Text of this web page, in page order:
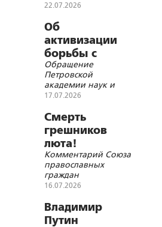
22.07.2026
Об
активизации
борьбы с
фашизмом в
современных
условиях
Обращение
Петровской
академии наук и
искусств к
В.В.Путину
17.07.2026
Смерть
грешников
люта!
Комментарий Союза
православных
граждан
16.07.2026
Владимир
Путин